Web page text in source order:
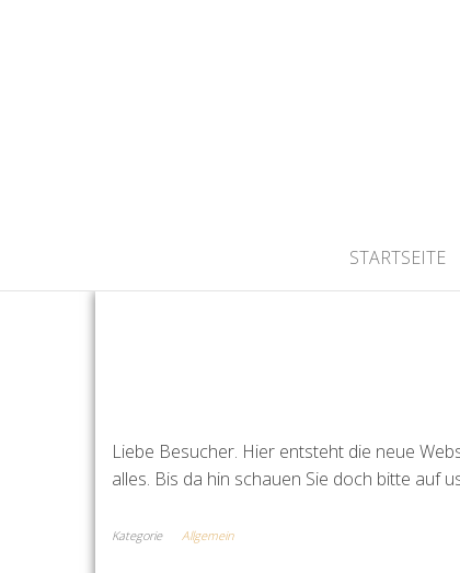
STARTSEITE
Liebe Besucher. Hier entsteht die neue
alles. Bis da hin schauen Sie doch bitte auf
Kategorie Allgemein